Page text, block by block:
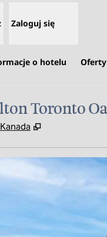
Zaloguj się
o hotelu Oferty
Toronto
,